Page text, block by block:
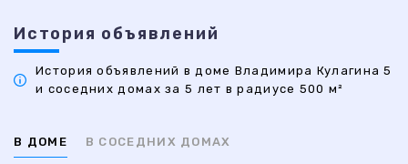
История объявлений
История объявлений в доме Владимира Кулагина 5
и соседних домах за 5 лет в радиусе 500 м²
В ДОМЕ В СОСЕДНИХ ДОМАХ